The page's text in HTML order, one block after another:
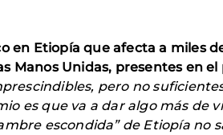
en Etiopía que afecta a miles
Manos Unidas, presentes en
pero no
es que va a dar algo más de
escondida” de Etiopía no